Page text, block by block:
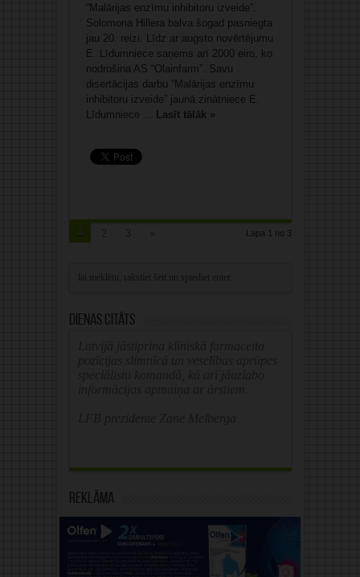
“Malārijas enzīmu inhibitoru izveide”.
Solomona Hillera balva šogad pasniegta
jau 20. reizi. Līdz ar augsto novērtējumu
E. Līdumniece saņems arī 2000 eiro, ko
nodrošina AS “Olainfarm”. Savu
disertācijas darbu “Malārijas enzīmu
inhibitoru izveide” jaunā zinātniece E.
Līdumniece ... Lasīt tālāk »
Lapa 1 no 3
1
Dienas citāts
Reklāma